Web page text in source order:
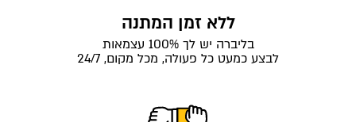
ללא זמן המתנה
בליברה יש לך 100% עצמאות
לבצע כמעט כל פעולה, מכל מקום, 24/7